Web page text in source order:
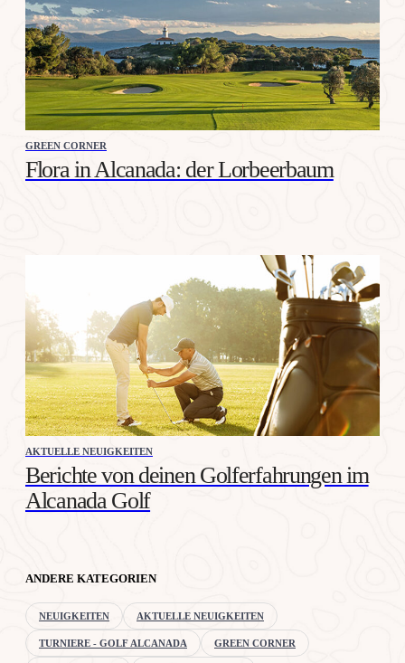
GREEN CORNER
Flora in Alcanada: der Lorbeerbaum
AKTUELLE NEUIGKEITEN
Berichte von deinen Golferfahrungen im
Alcanada Golf
ANDERE KATEGORIEN
NEUIGKEITEN AKTUELLE NEUIGKEITEN
TURNIERE - GOLF ALCANADA GREEN CORNER